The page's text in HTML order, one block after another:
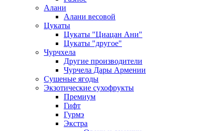
Алани
Алани весовой
Цукаты
Цукаты "Циацан Ани"
Цукаты "другое"
Чурчхела
Другие производители
Чурчела Дары Армении
Сушеные ягоды
Экзотические сухофрукты
Премиум
Гифт
Гурмэ
Экстра